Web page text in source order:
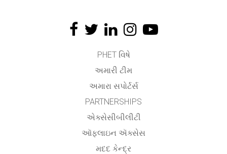
PHET વિષે
અમારી ટીમ
અમારા સપોર્ટર્સ
PARTNERSHIPS
એક્સેસીબીલીટી
ઑફલાઇન ઍક્સેસ
મદદ કેન્દ્ર